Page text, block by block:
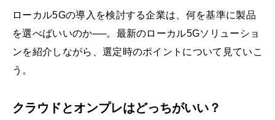
ローカル5Gの導入を検討する企業は、何を基準に製品
を選べばいいのか──。最新のローカル5Gソリューショ
ンを紹介しながら、選定時のポイントについて見ていこ
う。
クラウドとオンプレはどっちがいい？